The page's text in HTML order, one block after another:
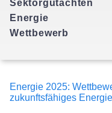
Sektorgutachten
Energie
Energie 2025:
zukunftsfähiges